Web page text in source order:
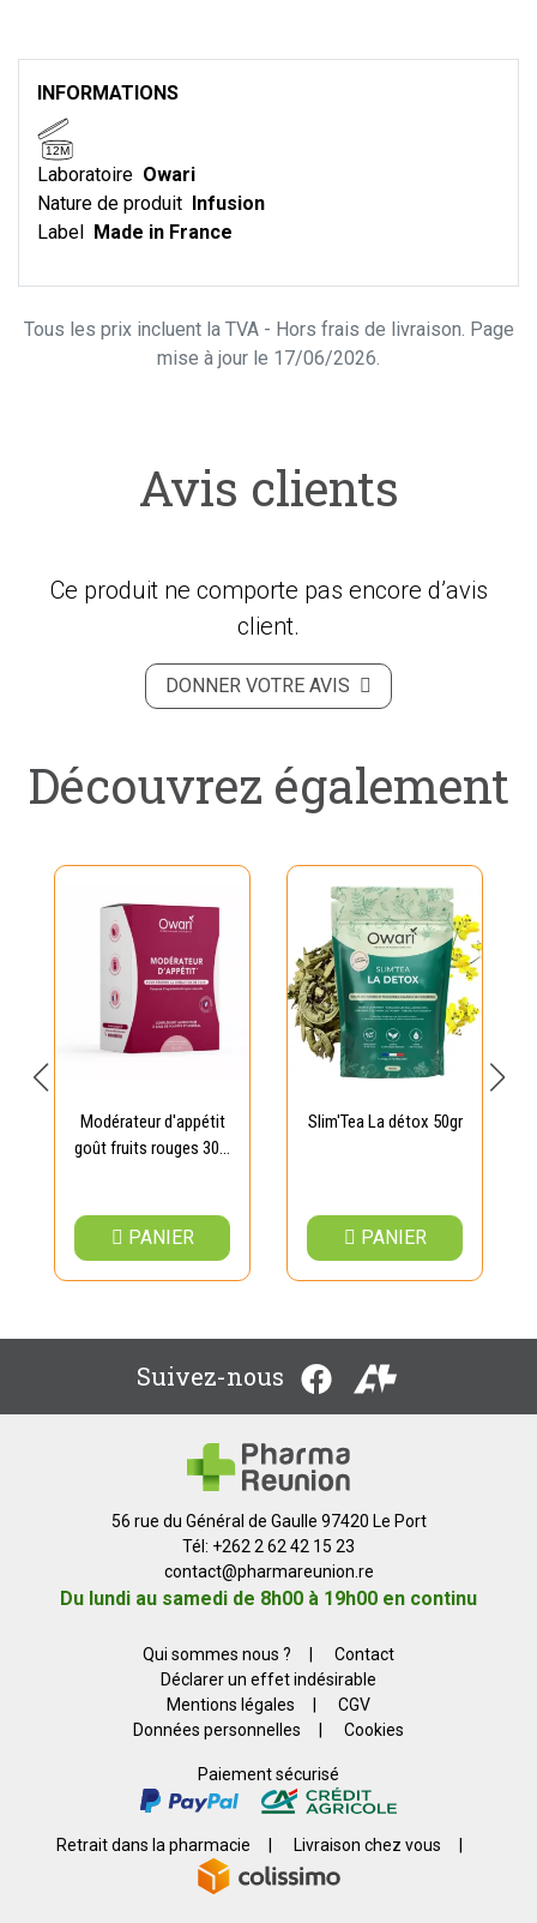
INFORMATIONS
12M
Laboratoire Owari
Nature de produit Infusion
Label Made in France
Tous les prix incluent la TVA - Hors frais de livraison. Page
mise à jour le 17/06/2026.
Avis clients
Ce produit ne comporte pas encore d’avis
client.
DONNER VOTRE AVIS
Découvrez également
Modérateur d'appétit
goût fruits rouges 30...
PANIER
Slim'Tea La détox 50gr
PANIER
Suivez-nous
56 rue du Général de Gaulle 97420 Le Port
Tél: +262 2 62 42 15 23
contact@pharmareunion.re
Du lundi au samedi de 8h00 à 19h00 en continu
Qui sommes nous ?
Contact
Déclarer un effet indésirable
Mentions légales
CGV
Données personnelles
Cookies
Paiement sécurisé
Retrait dans la pharmacie Livraison chez vous